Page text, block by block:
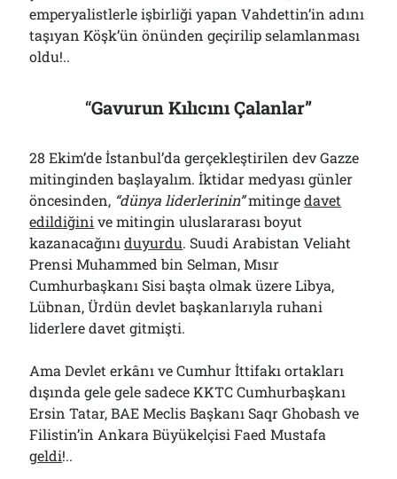
emperyalistlerle işbirliği yapan Vahdettin’in adını
taşıyan Köşk’ün önünden geçirilip selamlanması
oldu!..
“Gavurun Kılıcını Çalanlar”
28 Ekim’de İstanbul’da gerçekleştirilen dev Gazze
mitinginden başlayalım. İktidar medyası günler
öncesinden, “dünya liderlerinin”mitingedavet
edildiğini ve mitingin uluslararası boyut
kazanacağınıduyurdu. Suudi Arabistan Veliaht
Prensi Muhammed bin Selman, Mısır
Cumhurbaşkanı Sisi başta olmak üzere Libya,
Lübnan, Ürdün devlet başkanlarıyla ruhani
liderlere davet gitmişti.
Ama Devlet erkânı ve Cumhur İttifakı ortakları
dışında gele gele sadece KKTC Cumhurbaşkanı
Ersin Tatar, BAE Meclis Başkanı Saqr Ghobash ve
Filistin’in Ankara Büyükelçisi Faed Mustafa
geldi!..